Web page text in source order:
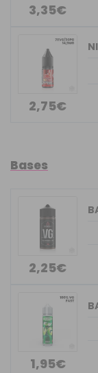
3,35€
2,75€
Bases
2,25€
1,95€